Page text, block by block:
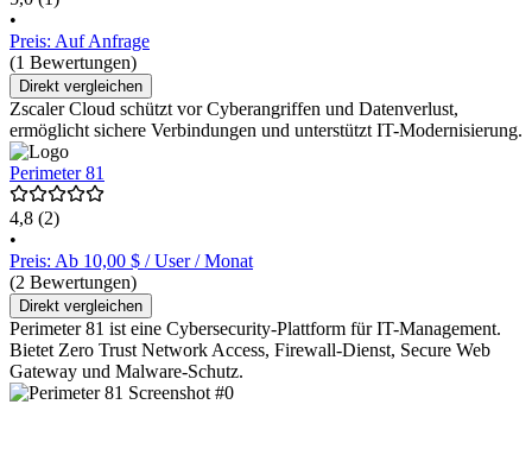
•
Preis: Auf Anfrage
(1 Bewertungen)
Direkt vergleichen
Zscaler Cloud schützt vor Cyberangriffen und Datenverlust,
ermöglicht sichere Verbindungen und unterstützt IT-Modernisierung.
Perimeter 81
4,8 (2)
•
Preis: Ab 10,00 $ / User / Monat
(2 Bewertungen)
Direkt vergleichen
Perimeter 81 ist eine Cybersecurity-Plattform für IT-Management.
Bietet Zero Trust Network Access, Firewall-Dienst, Secure Web
Gateway und Malware-Schutz.